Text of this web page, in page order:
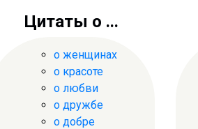
Цитаты о ...
о женщинах
о красоте
о любви
о дружбе
о добре